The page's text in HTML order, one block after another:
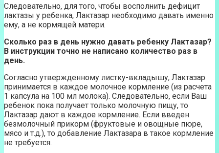
Следовательно, для того, чтобы восполнить дефицит
лактазы у ребенка, Лактазар необходимо давать именно
ему, а не кормящей матери.
Сколько раз в день нужно давать ребенку Лактазар?
В инструкции точно не написано количество раз в
день.
Согласно утвержденному листку-вкладышу, Лактазар
принимается в каждое молочное кормление (из расчета
1 капсула на 100 мл молока). Следовательно, если Ваш
ребенок пока получает только молочную пищу, то
Лактазар дают в каждое кормление. Если введен
безмолочный прикорм (фруктовые и овощные пюре,
мясо и т.д.), то добавление Лактазара в такое кормление
не требуется.